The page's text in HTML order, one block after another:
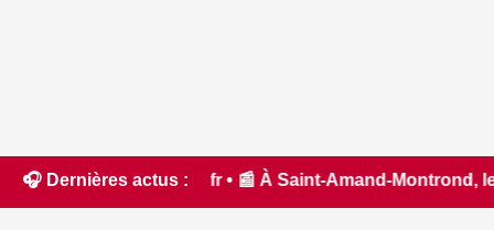
🎧 Dernières actus :
• 📰 À Saint-Amand-Montrond, les bénévoles